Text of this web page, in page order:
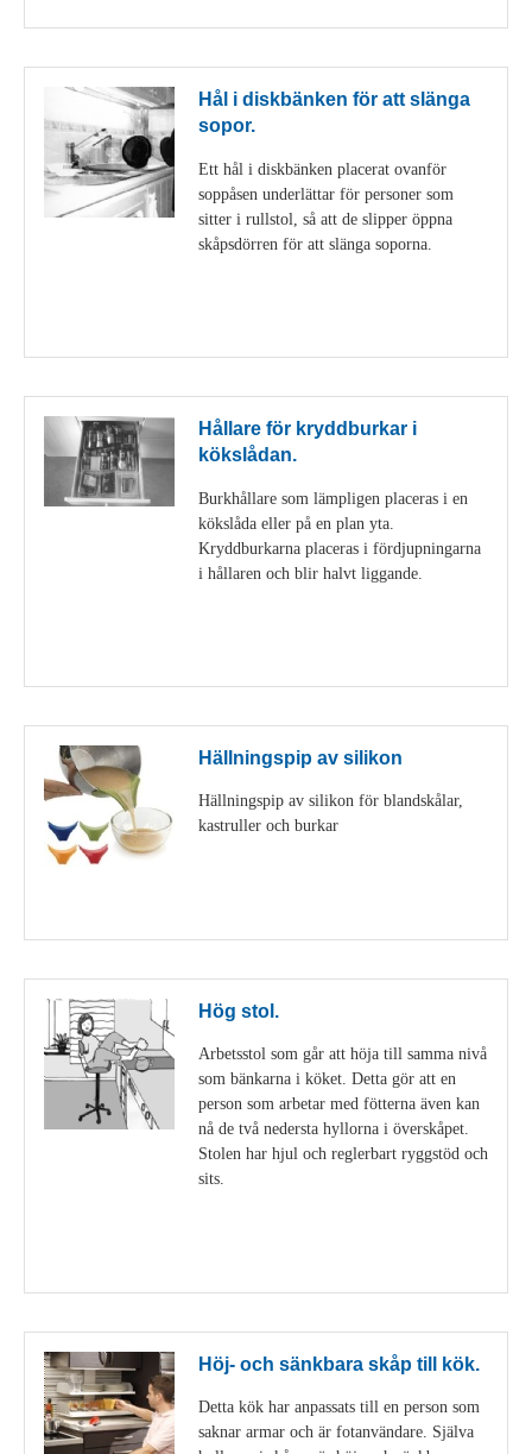
Hål i diskbänken för att slänga
sopor.
Ett hål i diskbänken placerat ovanför
soppåsen underlättar för personer som
sitter i rullstol, så att de slipper öppna
skåpsdörren för att slänga soporna.
Hållare för kryddburkar i
kökslådan.
Burkhållare som lämpligen placeras i en
kökslåda eller på en plan yta.
Kryddburkarna placeras i fördjupningarna
i hållaren och blir halvt liggande.
Hällningspip av silikon
Hällningspip av silikon för blandskålar,
kastruller och burkar
Hög stol.
Arbetsstol som går att höja till samma nivå
som bänkarna i köket. Detta gör att en
person som arbetar med fötterna även kan
nå de två nedersta hyllorna i överskåpet.
Stolen har hjul och reglerbart ryggstöd och
sits.
Höj- och sänkbara skåp till kök.
Detta kök har anpassats till en person som
saknar armar och är fotanvändare. Själva